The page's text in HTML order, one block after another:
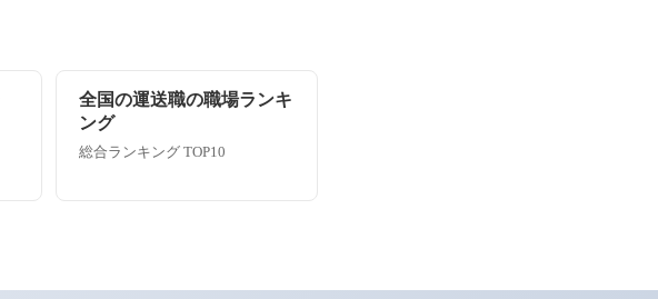
全国の運送職の職場ランキ
ング
総合ランキング TOP10